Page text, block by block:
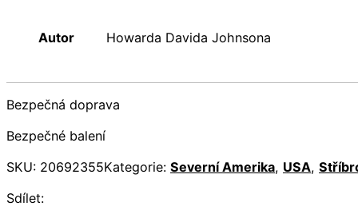
Autor Howarda Davida Johnsona
Bezpečná doprava
Bezpečné balení
SKU: 20692355Kategorie: Severní Amerika, USA,
Sdílet: